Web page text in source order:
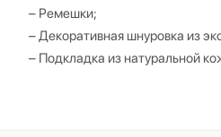
– Ремешки;
– Декоративная шнуровка из
– Подкладка из натуральной